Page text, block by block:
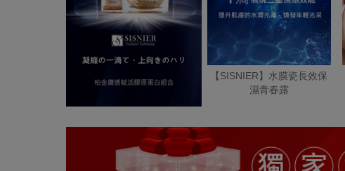
【SISNIER】水膜瓷長效保
濕青春露